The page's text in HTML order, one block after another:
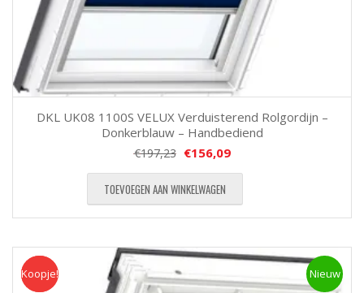
DKL UK08 1100S VELUX Verduisterend Rolgordijn –
Donkerblauw – Handbediend
€197,23 €156,09
TOEVOEGEN AAN WINKELWAGEN
Koopje Nieuw
Koopje!